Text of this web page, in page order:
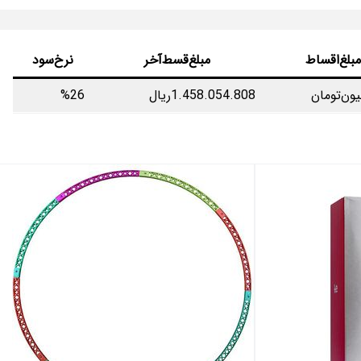
مبلغ‌اقساط مبلغ‌قسط‌آخر
نرخ‌سود
1.458.054.808ریال %26